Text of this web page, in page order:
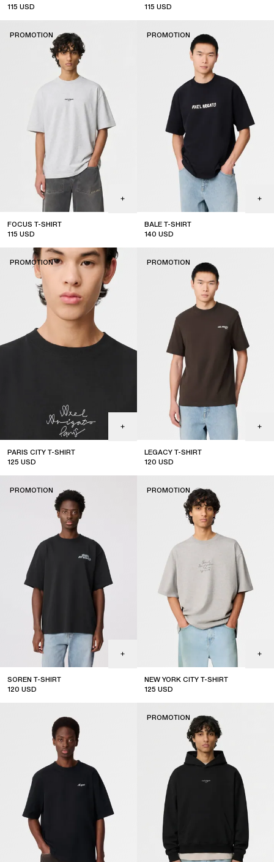
115 USD
115 USD
FOCUS T-SHIRT
115 USD
PROMOTION
BALE T-SHIRT
140 USD
PROMOTION
PARIS CITY T-SHIRT
125 USD
PROMOTION
LEGACY T-SHIRT
120 USD
PROMOTION
SOREN T-SHIRT
120 USD
PROMOTION
NEW YORK CITY T-SHIRT
125 USD
PROMOTION
PROMOTION